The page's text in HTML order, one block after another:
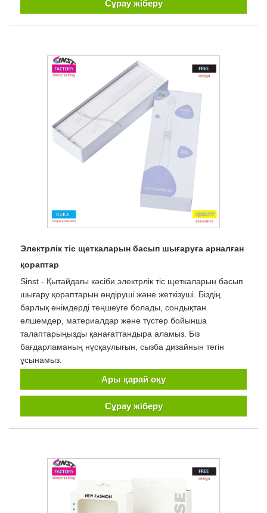
Сұрау жіберу
Электрлік тіс щеткаларын басып шығаруға арналған
қораптар
Sinst - Қытайдағы кәсіби электрлік тіс щеткаларын басып
шығару қораптарын өндіруші және жеткізуші. Біздің
барлық өнімдерді теңшеуге болады, сондықтан
өлшемдер, материалдар және түстер бойынша
талаптарыңызды қанағаттандыра аламыз. Біз
бағдарламаның нұсқаулығын, сызба дизайнын тегін
ұсынамыз.
Ары қарай оқу
Сұрау жіберу